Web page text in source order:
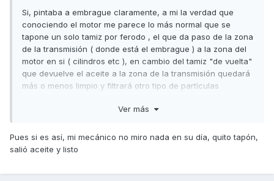
Si, pintaba a embrague claramente, a mi la verdad que
conociendo el motor me parece lo más normal que se
tapone un solo tamiz por ferodo , el que da paso de la zona
de la transmisión ( donde está el embrague ) a la zona del
motor en si ( cilindros etc ), en cambio del tamiz "de vuelta"
que devuelve el aceite a la zona de la transmisión quedará
más o menos limpio y filtrará otro tipo de partículas
Ver más
Pues si es así, mi mecánico no miro nada en su día, quito tapón,
salió aceite y listo